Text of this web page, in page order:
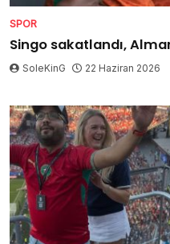
SPOR
Singo sakatlandı,
SoleKinG 22 Haziran 2026